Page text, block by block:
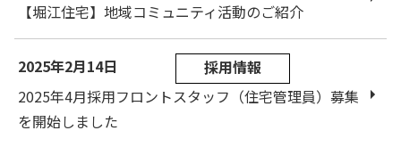
【堀江住宅】地域コミュニティ活動のご紹介
2025年2月14日
採用情報
2025年4月採用フロントスタッフ（住宅管理員）募集
を開始しました